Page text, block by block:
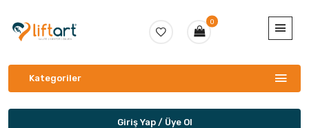
0
Kategoriler
Giriş Yap / Üye Ol